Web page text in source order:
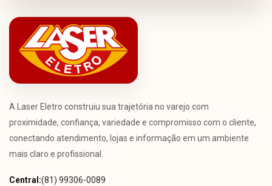
A Laser Eletro construiu sua trajetória no varejo com
proximidade, confiança, variedade e compromisso com o cliente,
conectando atendimento, lojas e informação em um ambiente
mais claro e profissional.
Central:(81) 99306-0089